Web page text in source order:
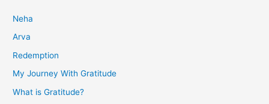
c
h
f
o
Neha
Arva
Redemption
My Journey With Gratitude
What is Gratitude?